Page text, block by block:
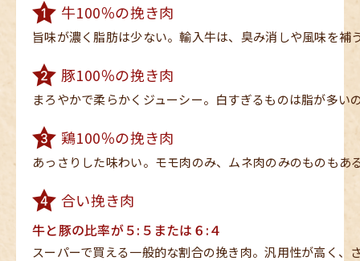
牛100％の挽き肉
旨味が濃く脂肪は少ない。輸入牛は、臭み消しや風味を補
豚100％の挽き肉
まろやかで柔らかくジューシー。白すぎるものは脂が多い
鶏100％の挽き肉
あっさりした味わい。モモ肉のみ、ムネ肉のみのものもあ
合い挽き肉
牛と豚の比率が５:５または６:４
スーパーで買える一般的な割合の挽き肉。汎用性が高く、